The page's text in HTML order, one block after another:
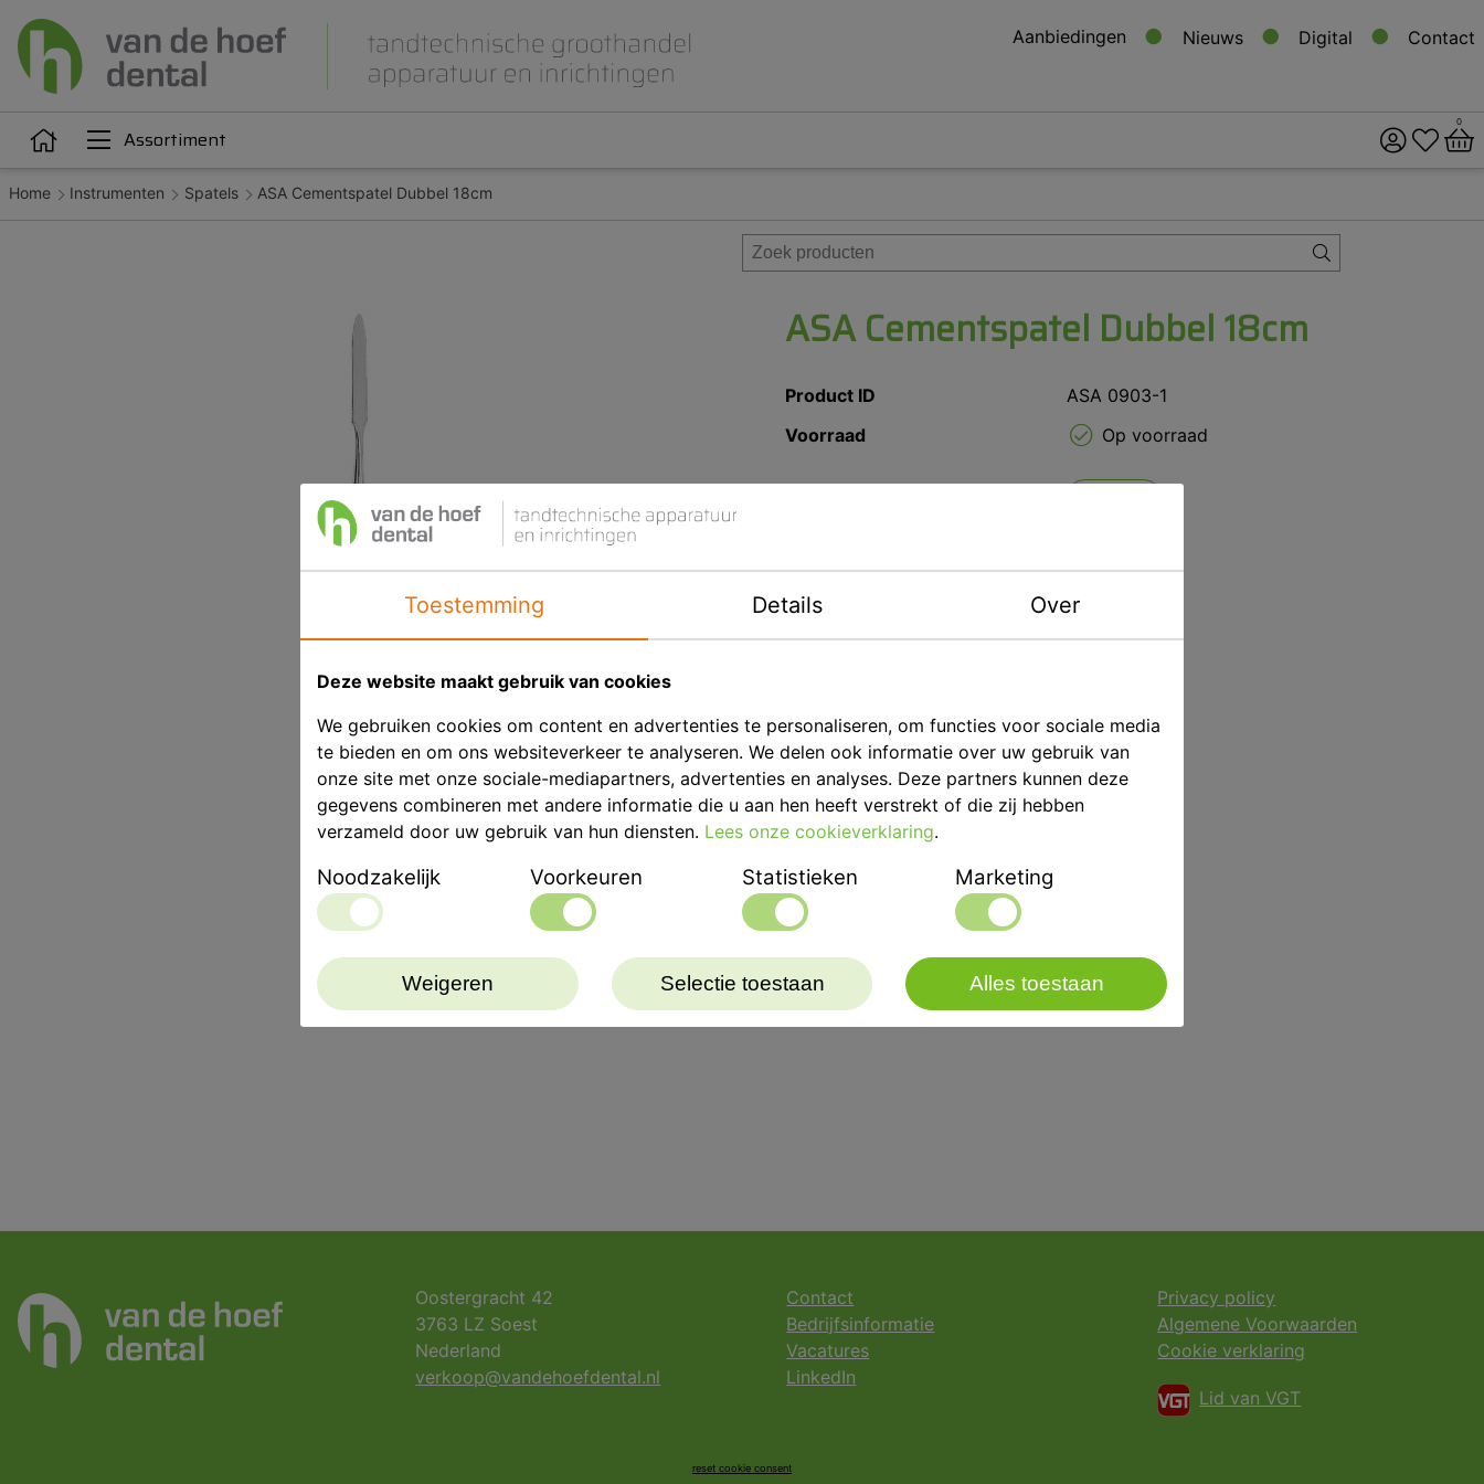
Aanbiedingen Nieuws Digital Contact
Assortiment
Articulatie Attachments
Gips en inbedmassa
Implantologie
Meubilair en inrichting
Modelleren en was
0
Home Instrumenten Spatels ASA Cementspatel Dubbel 18cm
ASA Cementspatel Dubbel 18cm
Product ID
ASA 0903-1
Voorraad
Op voorraad
Merk
ASA Dental
Cement spatel met spitse kop. Figuur 1
Oostergracht 42
3763 LZ Soest
Nederland
verkoop@vandehoefdental.nl
Contact
Bedrijfsinformatie
Vacatures
LinkedIn
Privacy policy
Algemene Voorwaarden
Cookie verklaring
Lid van VGT
reset cookie consent
Toestemming Details Over
Deze website maakt gebruik van cookies
We gebruiken cookies om content en advertenties te personaliseren, om functies voor sociale media
te bieden en om ons websiteverkeer te analyseren. We delen ook informatie over uw gebruik van
onze site met onze sociale-mediapartners, advertenties en analyses. Deze partners kunnen deze
gegevens combineren met andere informatie die u aan hen heeft verstrekt of die zij hebben
verzameld door uw gebruik van hun diensten. Lees onze cookieverklaring.
Noodzakelijk Voorkeuren Statistieken Marketing
Weigeren Selectie toestaan Alles toestaan